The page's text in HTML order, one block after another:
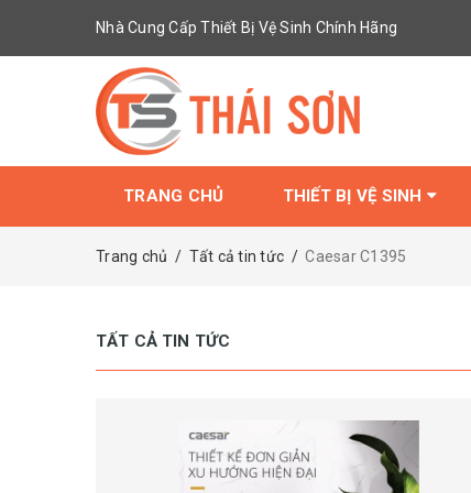
Nhà Cung Cấp Thiết Bị Vệ Sinh Chính Hãng
TRANG CHỦ THIẾT BỊ VỆ SINH
Trang chủ / Tất cả tin tức / Caesar C1395
TẤT CẢ TIN TỨC